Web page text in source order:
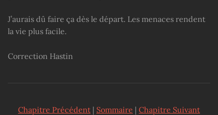
J’aurais dû faire ça dès le départ. Les menaces rendent
la vie plus facile.
Correction Hastin
Chapitre Précédent | Sommaire | Chapitre Suivant